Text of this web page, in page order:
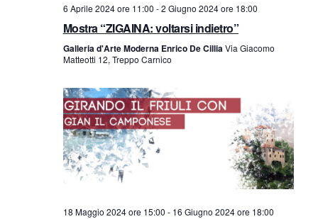
R
i
e
r
c
a
N
a
v
i
6 Aprile 2024 ore 11:00 -2 Giugno 2024 ore 18:00
Mostra “ZIGAINA: voltarsi indietro”
Galleria d'Arte Moderna Enrico De CilliaVia Giacomo
Matteotti 12, Treppo Carnico
18 Maggio 2024 ore 15:00 - 16 Giugno 2024 ore 18:00